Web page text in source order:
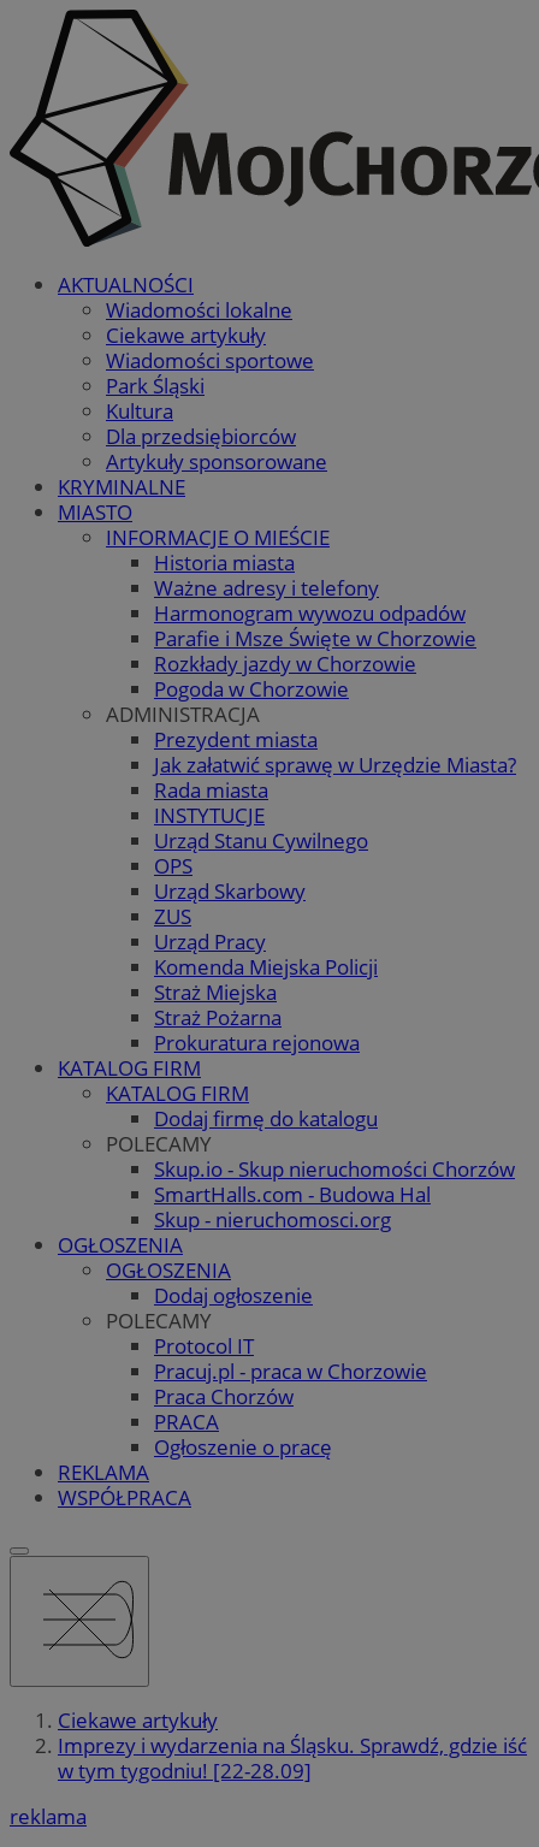
AKTUALNOŚCI
Wiadomości lokalne
Ciekawe artykuły
Wiadomości sportowe
Park Śląski
Kultura
Dla przedsiębiorców
Artykuły sponsorowane
KRYMINALNE
MIASTO
INFORMACJE O MIEŚCIE
Historia miasta
Ważne adresy i telefony
Harmonogram wywozu odpadów
Parafie i Msze Święte w Chorzowie
Rozkłady jazdy w Chorzowie
Pogoda w Chorzowie
ADMINISTRACJA
Prezydent miasta
Jak załatwić sprawę w Urzędzie Miasta?
Rada miasta
INSTYTUCJE
Urząd Stanu Cywilnego
OPS
Urząd Skarbowy
ZUS
Urząd Pracy
Komenda Miejska Policji
Straż Miejska
Straż Pożarna
Prokuratura rejonowa
KATALOG FIRM
KATALOG FIRM
Dodaj firmę do katalogu
POLECAMY
Skup.io - Skup nieruchomości Chorzów
SmartHalls.com - Budowa Hal
Skup - nieruchomosci.org
OGŁOSZENIA
OGŁOSZENIA
Dodaj ogłoszenie
POLECAMY
Protocol IT
Pracuj.pl - praca w Chorzowie
Praca Chorzów
PRACA
Ogłoszenie o pracę
REKLAMA
WSPÓŁPRACA
Ciekawe artykuły
Imprezy i wydarzenia na Śląsku. Sprawdź, gdzie iść
w tym tygodniu! [22-28.09]
reklama